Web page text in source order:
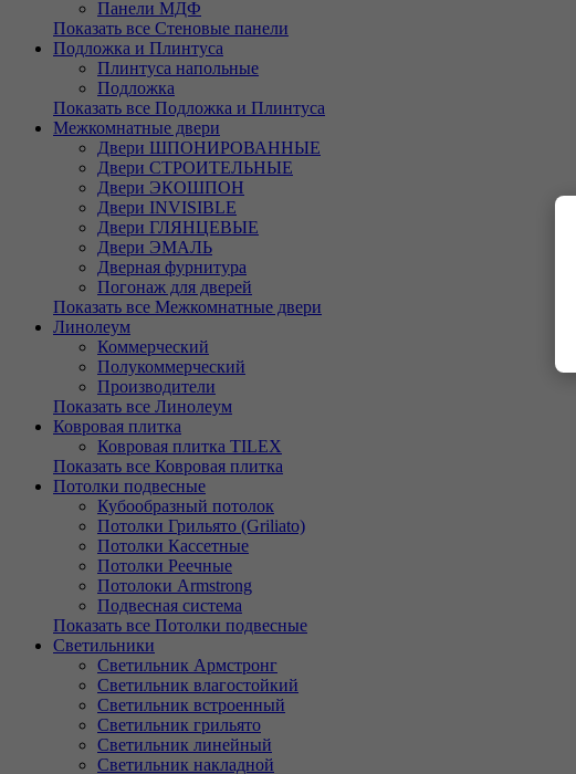
Панели МДФ
Показать все Стеновые панели
Подложка и Плинтуса
Плинтуса напольные
Подложка
Показать все Подложка и Плинтуса
Межкомнатные двери
Двери ШПОНИРОВАННЫЕ
Двери СТРОИТЕЛЬНЫЕ
Двери ЭКОШПОН
Двери INVISIBLE
Двери ГЛЯНЦЕВЫЕ
Двери ЭМАЛЬ
Дверная фурнитура
Погонаж для дверей
Показать все Межкомнатные двери
Линолеум
Коммерческий
Полукоммерческий
Производители
Показать все Линолеум
Ковровая плитка
Ковровая плитка TILEX
Показать все Ковровая плитка
Потолки подвесные
Кубообразный потолок
Потолки Грильято (Griliato)
Потолки Кассетные
Потолки Реечные
Потолоки Armstrong
Подвесная система
Показать все Потолки подвесные
Светильники
Светильник Армстронг
Светильник влагостойкий
Светильник встроенный
Светильник грильято
Светильник линейный
Светильник накладной